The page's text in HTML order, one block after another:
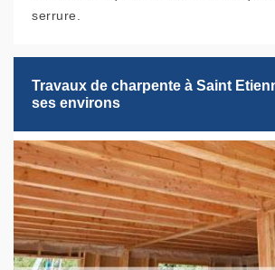
serrure.
Travaux de charpente à Saint
ses environs